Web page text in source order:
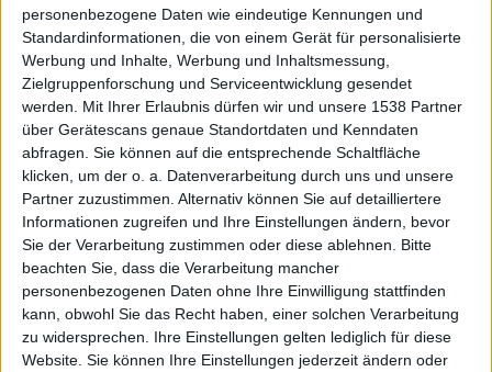
personenbezogene Daten wie eindeutige Kennungen und
Standardinformationen, die von einem Gerät für personalisierte
Werbung und Inhalte, Werbung und Inhaltsmessung,
Zielgruppenforschung und Serviceentwicklung gesendet
werden.
Mit Ihrer Erlaubnis dürfen wir und unsere 1538 Partner
über Gerätescans genaue Standortdaten und Kenndaten
abfragen. Sie können auf die entsprechende Schaltfläche
klicken, um der o. a. Datenverarbeitung durch uns und unsere
Partner zuzustimmen. Alternativ können Sie auf detailliertere
Informationen zugreifen und Ihre Einstellungen ändern, bevor
Sie der Verarbeitung zustimmen oder diese ablehnen.
Bitte
beachten Sie, dass die Verarbeitung mancher
personenbezogenen Daten ohne Ihre Einwilligung stattfinden
kann, obwohl Sie das Recht haben, einer solchen Verarbeitung
zu widersprechen. Ihre Einstellungen gelten lediglich für diese
Website. Sie können Ihre Einstellungen jederzeit ändern oder
“They Want War”, “Independence Day”, “Blitz Of
Lightning” oder “Devils Rendezvous”. Wie dem auch sei.
Für Neueinsteiger und Allessammler ist “Celebrator”
sicherlich empfehlenswert. Ein Album, das öfter in den
Player wandert, ist die Scheibe hingegen nicht. Von daher
hoffe ich, dass AFM bei der demnächst erscheinenden DVD
zur letzten Tour – bei der sich die Band in sehr guter Form
präsentierte – noch ein paar Briketts drauflegen.
Zur Startseite
15.05.2012